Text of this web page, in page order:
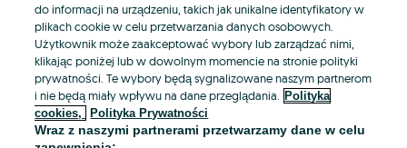
Kontynuuj przez konto Apple
Kontynuuj przez konto Google
LUB
do informacji na urządzeniu, takich jak unikalne identyfikatory w
plikach cookie w celu przetwarzania danych osobowych.
Użytkownik może zaakceptować wybory lub zarządzać nimi,
klikając poniżej lub w dowolnym momencie na stronie polityki
prywatności. Te wybory będą sygnalizowane naszym partnerom
i nie będą miały wpływu na dane przeglądania.
Polityka
cookies,
Polityka Prywatności
Wraz z naszymi partnerami przetwarzamy dane w celu